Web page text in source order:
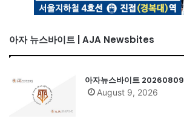
아자 뉴스바이트 | AJA Newsbites
아자뉴스바이트 20260809
August 9, 2026